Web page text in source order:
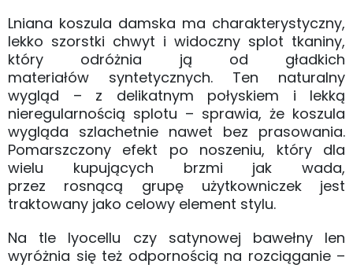
Lniana koszula damska ma charakterystyczny,
lekko szorstki chwyt i widoczny splot tkaniny,
który odróżnia ją od gładkich
materiałów syntetycznych. Ten naturalny
wygląd – z delikatnym połyskiem i lekką
nieregularnością splotu – sprawia, że koszula
wygląda szlachetnie nawet bez prasowania.
Pomarszczony efekt po noszeniu, który dla
wielu kupujących brzmi jak wada,
przez rosnącą grupę użytkowniczek jest
traktowany jako celowy element stylu.
Na tle lyocellu czy satynowej bawełny len
wyróżnia się też odpornością na rozciąganie –